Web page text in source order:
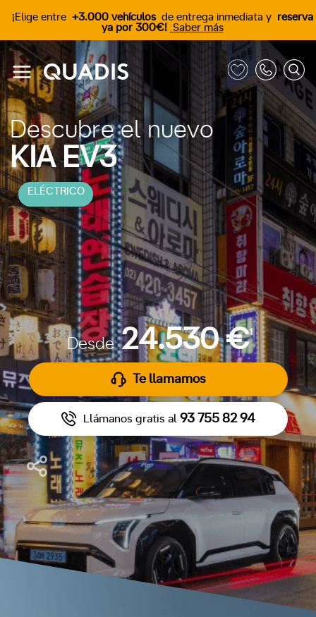
¡Elige entre +3.000 vehículos de entrega inmediata y reserva
ya por 300€! Saber más
Descubre el nuevo
KIA EV3
ELÉCTRICO
Desde24.530 €1
Te llamamos
Llámanos gratis al 93 755 82 94